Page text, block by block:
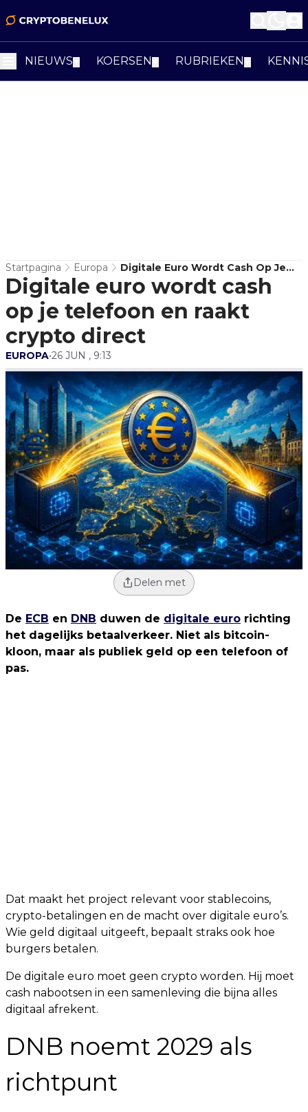
NIEUWS KOERSEN RUBRIEKEN
Startpagina Europa
Digitale Euro Wordt Cash Op Je
Telefoon En Raakt Crypto Direct
Digitale euro wordt cash
op je telefoon en raakt
crypto direct
EUROPA•26 JUN , 9:13
Delen met
De ECB en DNB duwen de digitale euro richting
het dagelijks betaalverkeer. Niet als bitcoin-
kloon, maar als publiek geld op een telefoon of
pas.
Dat maakt het project relevant voor stablecoins,
crypto-betalingen en de macht over digitale euro’s.
Wie geld digitaal uitgeeft, bepaalt straks ook hoe
burgers betalen.
De digitale euro moet geen crypto worden. Hij moet
cash nabootsen in een samenleving die bijna alles
digitaal afrekent.
DNB noemt 2029 als
richtpunt